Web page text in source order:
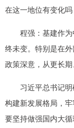
在这一地位有变化吗
程强：基建作为
终未变。特别是在
政策深意，从更长期
习近平总书记明
构建新发展格局，
要坚持做强国内大